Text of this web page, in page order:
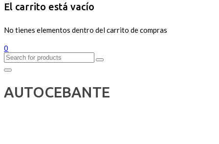
El carrito está vacío
No tienes elementos dentro del carrito de compras
0
AUTOCEBANTE